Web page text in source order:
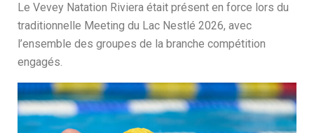
Le Vevey Natation Riviera était présent en force lors du
traditionnelle Meeting du Lac Nestlé 2026, avec
l’ensemble des groupes de la branche compétition
engagés.